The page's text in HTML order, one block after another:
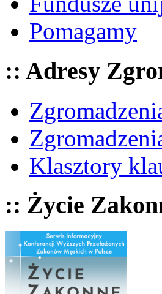
Pomagamy
:: Adresy
Klasztory
:: Życie